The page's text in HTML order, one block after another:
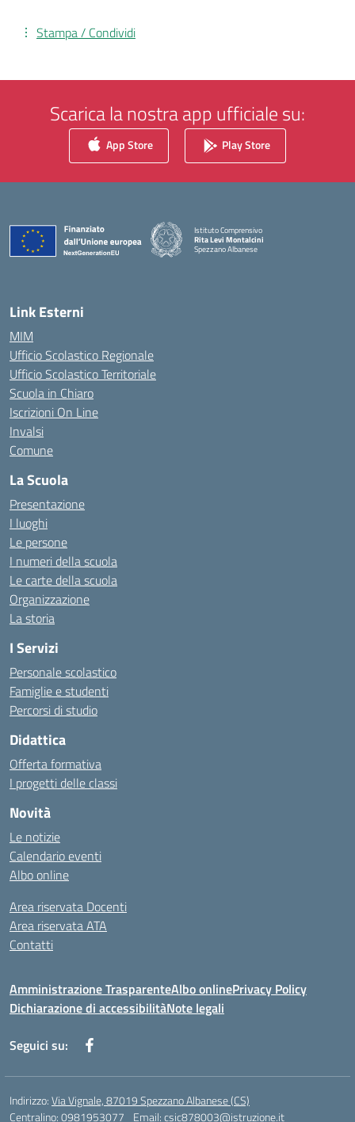
Stampa / Condividi
Scarica la nostra app ufficiale su:
App Store Play Store
Istituto Comprensivo
Rita Levi Montalcini
Spezzano Albanese
— Visita la pagina iniziale della scuola
Link Esterni
MIM
Ufficio Scolastico Regionale
Ufficio Scolastico Territoriale
Scuola in Chiaro
Iscrizioni On Line
Invalsi
Comune
La Scuola
Presentazione
I luoghi
Le persone
I numeri della scuola
Le carte della scuola
Organizzazione
La storia
I Servizi
Personale scolastico
Famiglie e studenti
Percorsi di studio
Didattica
Offerta formativa
I progetti delle classi
Novità
Le notizie
Calendario eventi
Albo online
Area riservata Docenti
Area riservata ATA
Contatti
Amministrazione TrasparenteAlbo onlinePrivacy Policy
Dichiarazione di accessibilitàNote legali
Seguici su:
Indirizzo:Via Vignale, 87019 Spezzano Albanese (CS)
Centralino:0981953077 Email:csic878003@istruzione.it